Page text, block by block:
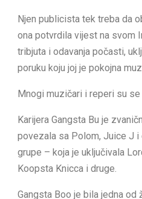
Njen publicista tek treba da
ona potvrdila vijest na svom
tribjuta i odavanja počasti,
poruku koju joj je pokojna
Mnogi muzičari i reperi su
Karijera Gangsta Bu je
povezala sa Polom, Juice J i
grupe – koja je uključivala
Koopsta Knicca i druge.
Gangsta Boo je bila jedna od